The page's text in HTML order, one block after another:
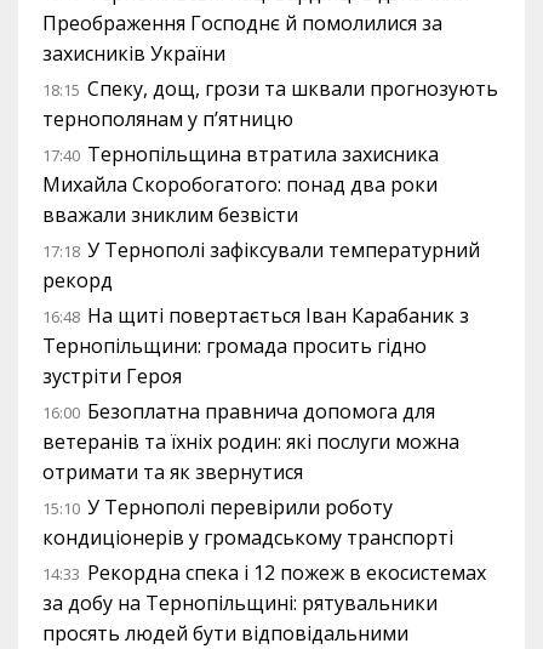
Преображення Господнє й помолилися за
захисників України
18:15 Спеку, дощ, грози та шквали прогнозують
тернополянам у п’ятницю
17:40 Тернопільщина втратила захисника
Михайла Скоробогатого: понад два роки
вважали зниклим безвісти
17:18 У Тернополі зафіксували температурний
рекорд
16:48 На щиті повертається Іван Карабаник з
Тернопільщини: громада просить гідно
зустріти Героя
16:00 Безоплатна правнича допомога для
ветеранів та їхніх родин: які послуги можна
отримати та як звернутися
15:10 У Тернополі перевірили роботу
кондиціонерів у громадському транспорті
14:33 Рекордна спека і 12 пожеж в екосистемах
за добу на Тернопільщині: рятувальники
просять людей бути відповідальними